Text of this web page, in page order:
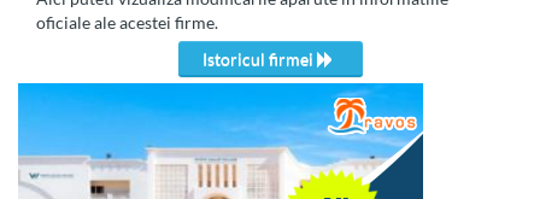
oficiale ale acestei firme.
Istoricul firmei